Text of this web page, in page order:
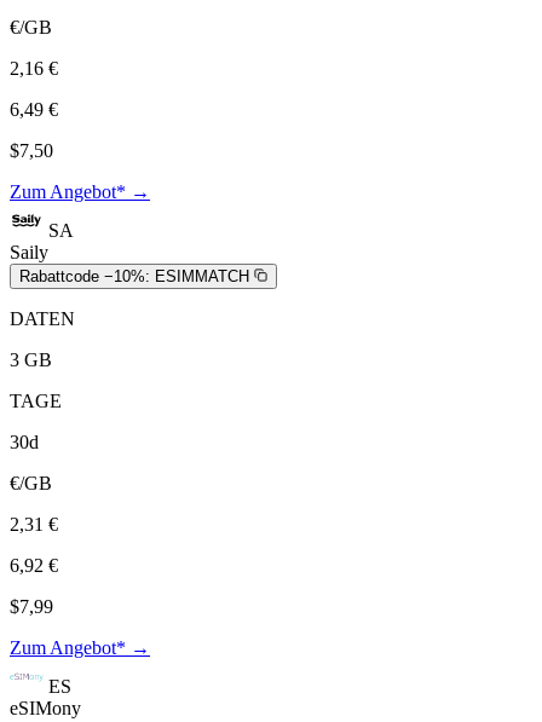
€/GB
2,16 €
6,49 €
$7,50
Zum Angebot* →
SA
Saily
Rabattcode −10%: ESIMMATCH
DATEN
3 GB
TAGE
30d
€/GB
2,31 €
6,92 €
$7,99
Zum Angebot* →
ES
eSIMony